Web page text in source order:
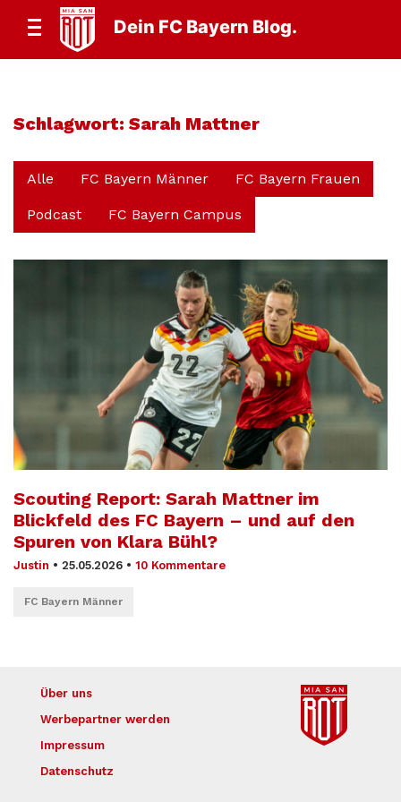
Dein FC Bayern Blog.
Schlagwort: Sarah Mattner
Alle FC Bayern Männer FC Bayern Frauen
Podcast FC Bayern Campus
Scouting Report: Sarah Mattner im
Blickfeld des FC Bayern – und auf den
Spuren von Klara Bühl?
Justin • 25.05.2026 • 10 Kommentare
FC Bayern Männer
Über uns
Werbepartner werden
Impressum
Datenschutz